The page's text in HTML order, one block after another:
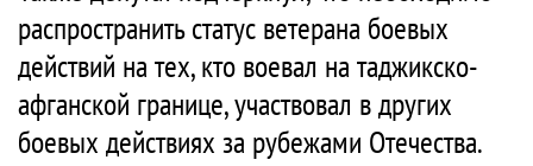
распространить статус ветерана боевых
действий на тех, кто воевал на таджикско-
афганской границе, участвовал в других
боевых действиях за рубежами Отечества.